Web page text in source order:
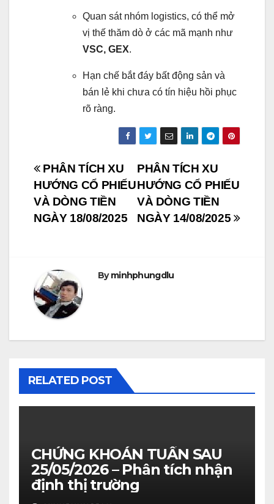
Quan sát nhóm logistics, có thể mở
vị thế thăm dò ở các mã mạnh như
VSC, GEX.
Hạn chế bắt đáy bất động sản và
bán lẻ khi chưa có tín hiệu hồi phục
rõ ràng.
Post
navigation
PHÂN TÍCH XU
HƯỚNG CỔ PHIẾU
VÀ DÒNG TIỀN
NGÀY 14/08/2025
PHÂN TÍCH XU
HƯỚNG CỔ PHIẾU
VÀ DÒNG TIỀN
NGÀY 18/08/2025
Byminhphungdlu
RELATED POST
CHỨNG KHOÁN TUẦN SAU
25/05/2026 – Phân tích nhận
định thị trường